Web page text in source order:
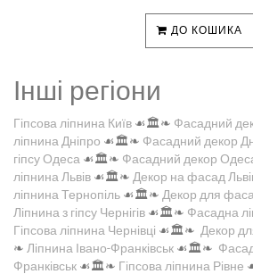
ДО КОШИКА
Інші регіони
Гіпсова ліпнина Київ ☙🏛️❧ Фасадний
ліпнина Дніпро ☙🏛️❧ Фасадний декор
гіпсу Одеса ☙🏛️❧ Фасадний декор
ліпнина Львів ☙🏛️❧ Декор на фасад
ліпнина Тернопіль ☙🏛️❧ Декор для
Ліпнина з гіпсу Чернігів ☙🏛️❧ Фасадна
Гіпсова ліпнина Чернівці ☙🏛️❧ Декор
❧ Ліпнина Івано-Франківськ ☙🏛️❧
Франківськ ☙🏛️❧ Гіпсова ліпнина Рівне